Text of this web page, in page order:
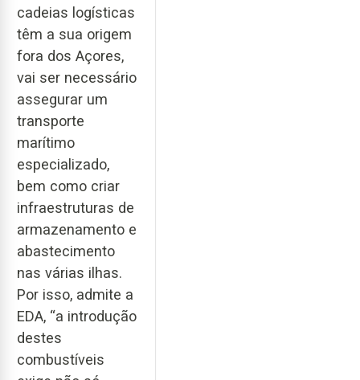
cadeias logísticas
têm a sua origem
fora dos Açores,
vai ser necessário
assegurar um
transporte
marítimo
especializado,
bem como criar
infraestruturas de
armazenamento e
abastecimento
nas várias ilhas.
Por isso, admite a
EDA, “a introdução
destes
combustíveis